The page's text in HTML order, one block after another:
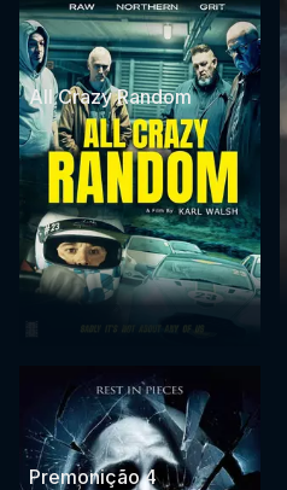
All Crazy Random
Premonição 4